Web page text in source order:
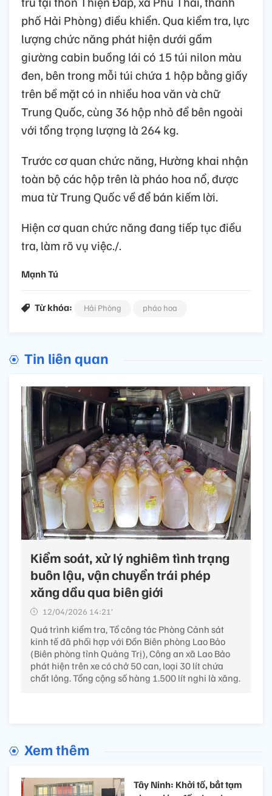
phố Hải Phòng) điều khiển. Qua kiểm tra, lực
lượng chức năng phát hiện dưới gầm
giường cabin buồng lái có 15 túi nilon màu
đen, bên trong mỗi túi chứa 1 hộp bằng giấy
trên bề mặt có in nhiều hoa văn và chữ
Trung Quốc, cùng 36 hộp nhỏ để bên ngoài
với tổng trọng lượng là 264 kg.
Trước cơ quan chức năng, Hường khai nhận
toàn bộ các hộp trên là pháo hoa nổ, được
mua từ Trung Quốc về để bán kiếm lời.
Hiện cơ quan chức năng đang tiếp tục điều
tra, làm rõ vụ việc./.
Mạnh Tú
Từ khóa: Hải Phòng pháo hoa
Tin liên quan
Kiểm soát, xử lý nghiêm tình trạng
buôn lậu, vận chuyển trái phép
xăng dầu qua biên giới
12/04/2026 14:21’
Quá trình kiểm tra, Tổ công tác Phòng Cảnh sát
kinh tế đã phối hợp với Đồn Biên phòng Lao Bảo
(Biên phòng tỉnh Quảng Trị), Công an xã Lao Bảo
phát hiện trên xe có chở 50 can, loại 30 lít chứa
chất lỏng. Tổng cộng số hàng 1.500 lít nghi là xăng.
Xem thêm
Tây Ninh: Khởi tố, bắt tạm